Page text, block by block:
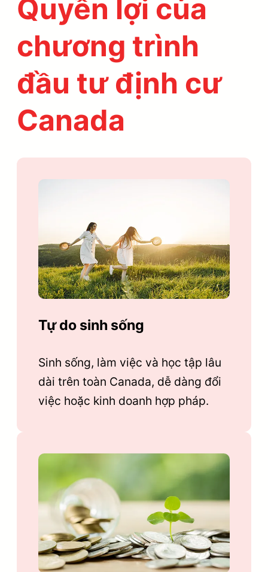
Quyền lợi của
chương trình
đầu tư định cư
Canada
Tự do sinh sống
Sinh sống, làm việc và học tập lâu
dài trên toàn Canada, dễ dàng đổi
việc hoặc kinh doanh hợp pháp.